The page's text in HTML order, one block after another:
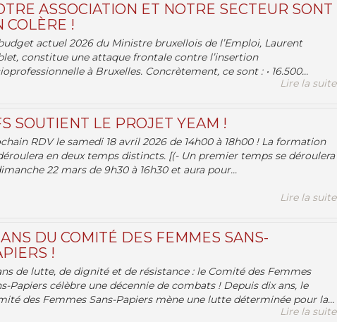
ASSOCIATION ET NOTRE SECTEUR SONT
COLÈRE !
actuel 2026 du Ministre bruxellois de l’Emploi, Laurent
constitue une attaque frontale contre l’insertion
à Bruxelles. Concrètement, ce sont : • 16.500...
Lire la suite
SOUTIENT LE PROJET YEAM !
RDV le samedi 18 avril 2026 de 14h00 à 18h00 ! La formation
en deux temps distincts. [(- Un premier temps se déroulera
22 mars de 9h30 à 16h30 et aura pour...
Lire la suite
ANS DU COMITÉ DES FEMMES SANS-
!
de lutte, de dignité et de résistance : le Comité des Femmes
Papiers célèbre une décennie de combats ! Depuis dix ans, le
des Femmes Sans-Papiers mène une lutte déterminée pour la...
Lire la suite